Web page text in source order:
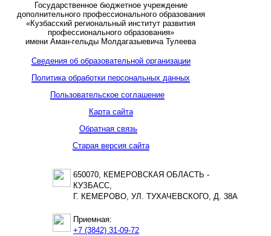
Государственное бюджетное учреждение
дополнительного профессионального образования
«Кузбасский региональный институт развития
профессионального образования»
имени Аман-гельды Молдагазыевича Тулеева
Сведения об образовательной организации
Политика обработки персональных данных
Пользовательское соглашение
Карта сайта
Обратная связь
Старая версия сайта
650070, КЕМЕРОВСКАЯ ОБЛАСТЬ -
КУЗБАСС,
Г. КЕМЕРОВО, УЛ. ТУХАЧЕВСКОГО, Д. 38А
Приемная:
+7 (3842) 31-09-72